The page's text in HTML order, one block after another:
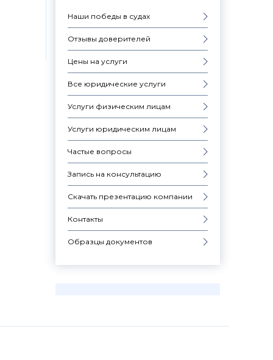
Наши победы в судах
Отзывы доверителей
Цены на услуги
Все юридические услуги
Услуги физическим лицам
Услуги юридическим лицам
Частые вопросы
Запись на консультацию
Скачать презентацию компании
Контакты
Образцы документов